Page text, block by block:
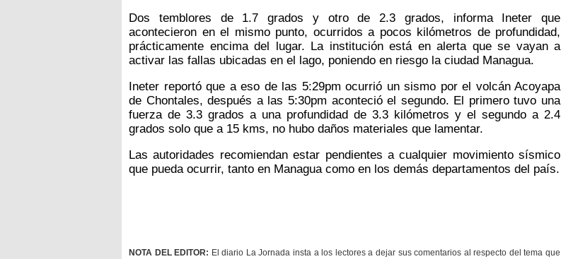
Dos temblores de 1.7 grados y otro de 2.3 grados, informa Ineter que
acontecieron en el mismo punto, ocurridos a pocos kilómetros de profundidad,
prácticamente encima del lugar. La institución está en alerta que se vayan a
activar las fallas ubicadas en el lago, poniendo en riesgo la ciudad Managua.
Ineter reportó que a eso de las 5:29pm ocurrió un sismo por el volcán Acoyapa
de Chontales, después a las 5:30pm aconteció el segundo. El primero tuvo una
fuerza de 3.3 grados a una profundidad de 3.3 kilómetros y el segundo a 2.4
grados solo que a 15 kms, no hubo daños materiales que lamentar.
Las autoridades recomiendan estar pendientes a cualquier movimiento sísmico
que pueda ocurrir, tanto en Managua como en los demás departamentos del país.
NOTA DEL EDITOR: El diario La Jornada insta a los lectores a dejar sus comentarios al respecto del tema que